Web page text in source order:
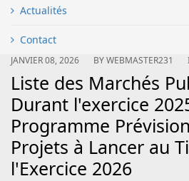
Actualités
Contact
JANVIER 08, 2026 BYWEBMASTER231
Liste des Marchés
Durant l'exercice
Programme
Projets à Lancer au
l'Exercice 2026